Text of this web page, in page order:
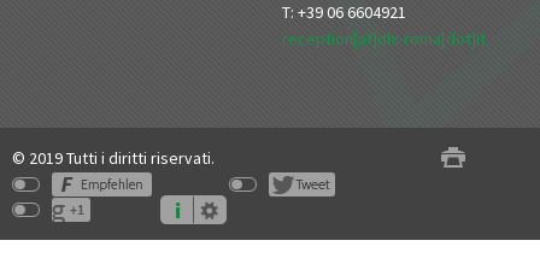
T: +39 06 6604921
reception[at]dhi-roma[dot]it
© 2019 Tutti i diritti riservati.